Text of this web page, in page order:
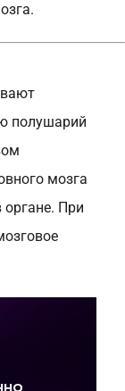
полушарий
мозга
При